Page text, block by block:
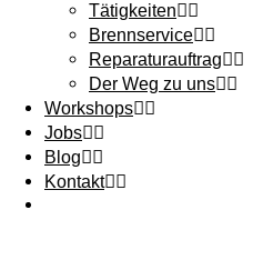
Tätigkeiten
Brennservice
Reparaturauftrag
Der Weg zu uns
Workshops
Jobs
Blog
Kontakt